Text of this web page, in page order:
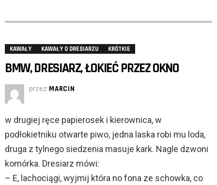
KAWAŁY KAWAŁY O DRESIARZU KRÓTKIE
BMW, DRESIARZ, ŁOKIEĆ PRZEZ OKNO
przez MARCIN
w drugiej ręce papierosek i kierownica, w
podłokietniku otwarte piwo, jedna laska robi mu loda,
druga z tylnego siedzenia masuje kark. Nagle dzwoni
komórka. Dresiarz mówi:
– E, lachociągi, wyjmij która no fona ze schowka, co